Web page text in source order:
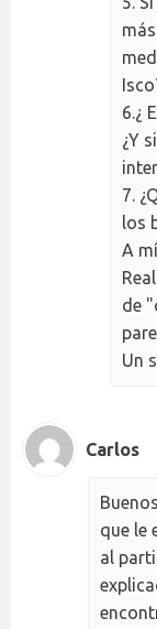
6.¿
¿Y
7.
los
A
de
Un
Carlos
que le
al